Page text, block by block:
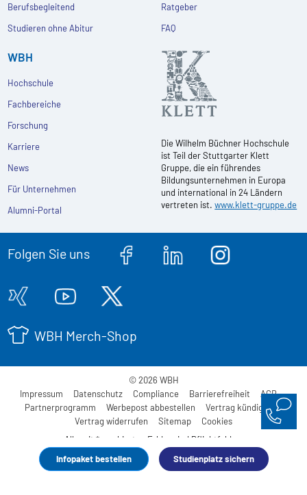
Infopaket bestellen Studienplatz sichern
Berufsbegleitend
Studieren ohne Abitur
Ratgeber
FAQ
WBH
Hochschule
Fachbereiche
Forschung
Karriere
News
Für Unternehmen
Alumni-Portal
Die Wilhelm Büchner Hochschule
ist Teil der Stuttgarter Klett
Gruppe, die ein führendes
Bildungsunternehmen in Europa
und international in 24 Ländern
vertreten ist.www.klett-gruppe.de
Folgen Sie uns
WBH Merch-Shop
© 2026 WBH
Impressum
Datenschutz Compliance Barrierefreiheit
AGB
Partnerprogramm
Werbepost abbestellen
Vertrag kündigen
Vertrag widerrufen
Sitemap
Cookies
Alle mit * markierten Felder sind Pflichtfelder.
Made with by WBH